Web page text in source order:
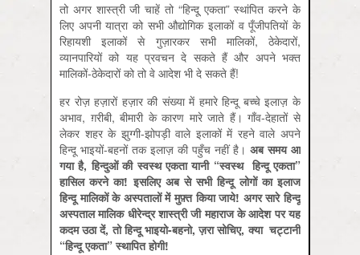
तो अगर शास्त्री जी चाहें तो “हिन्दू् एकता” स्थांपित करने के
लिए अपनी यात्रा को सभी औद्योगिक इलाकों व पूँजीपतियों के
रिहायशी इलाकों से गुज़ारकर सभी मालिकों, ठेकेदारों,
व्यानपारियों को यह प्रवचन दे सकते हैं और अपने भक्‍त
मालिकों-ठेकेदारों को तो वे आदेश भी दे सकते हैं!
हर रोज़ हज़ारों हज़ार की संख्या में हमारे हिन्दू बच्चे इलाज़ के
अभाव, ग़रीबी, बीमारी के कारण मारे जाते हैं। गाँव-देहातों से
लेकर शहर के झुग्गी-झोपड़ी वाले इलाकों में रहने वाले अपने
हिन्दू भाइयों-बहनों तक इलाज़ की पहुँच नहीं है। अबसमय आ
गयाहै,हिन्दुओंकीस्वस्थएकतायानी “स्वस्थहिन्दूएकता”
हासिलकरनेका!इसलिए अबसेसभीहिन्दूलोगोंकाइलाज
हिन्दूमालिकोंकेअस्पतालोंमेंमुफ़्तकियाजाये! अगरसारेहिन्दू
अस्पतालमालिकधीरेन्द्रशास्त्रीजीमहाराजकेआदेशपरयह
कदमउठादें,तोहिन्दूभाइयो-बहनो,ज़रासोचिए,क्याचट्टानी
“हिन्दूएकता”स्थापितहोगी!